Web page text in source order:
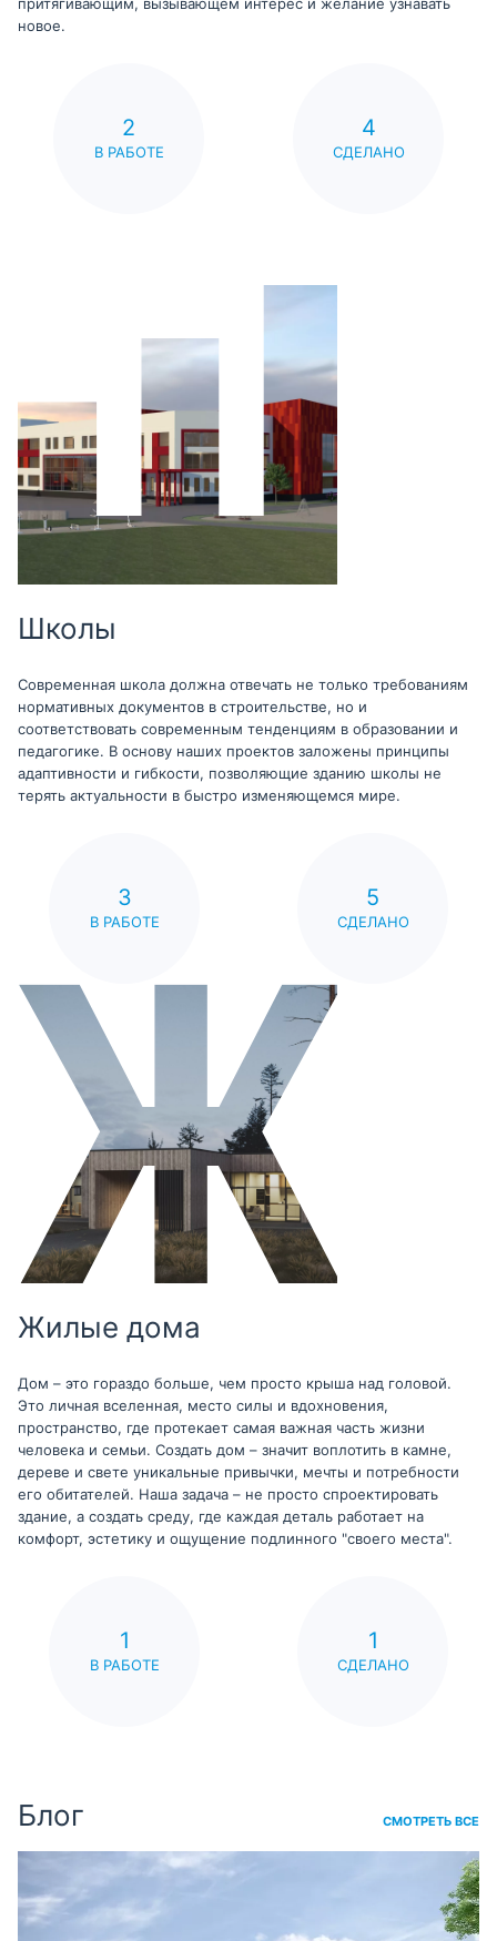
притягивающим, вызывающем интерес и желание узнавать
новое.
2
В РАБОТЕ
4
СДЕЛАНО
Школы
Современная школа должна отвечать не только требованиям
нормативных документов в строительстве, но и
соответствовать современным тенденциям в образовании и
педагогике. В основу наших проектов заложены принципы
адаптивности и гибкости, позволяющие зданию школы не
терять актуальности в быстро изменяющемся мире.
3
В РАБОТЕ
5
СДЕЛАНО
Жилые дома
Дом – это гораздо больше, чем просто крыша над головой.
Это личная вселенная, место силы и вдохновения,
пространство, где протекает самая важная часть жизни
человека и семьи. Создать дом – значит воплотить в камне,
дереве и свете уникальные привычки, мечты и потребности
его обитателей. Наша задача – не просто спроектировать
здание, а создать среду, где каждая деталь работает на
комфорт, эстетику и ощущение подлинного "своего места".
1
В РАБОТЕ
1
СДЕЛАНО
Блог СМОТРЕТЬ ВСЕ